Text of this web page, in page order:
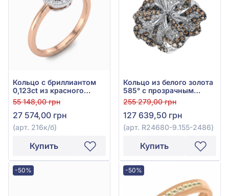
Кольцо с бриллиантом
0,123ct из красного
золота 585°, арт. 216к/б
55 148,00 грн
27 574,00 грн
(арт. 216к/б)
Купить
Кольцо из белого золота
585° с прозрачным
бриллиантом 0,29ct и
коричневым
бриллиантом 0,83ct, арт.
R24680-9.155-2486
255 279,00 грн
127 639,50 грн
(арт. R24680-9.155-2486)
Купить
-50% -50%